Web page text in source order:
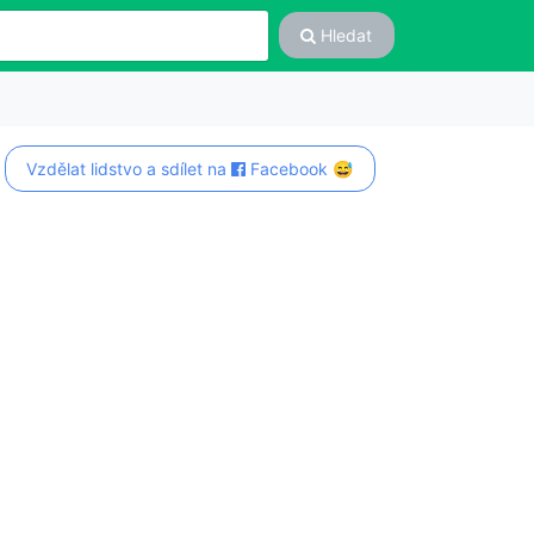
Hledat
Vzdělat lidstvo a sdílet na Facebook 😅